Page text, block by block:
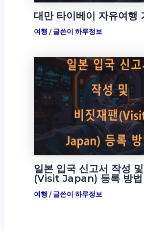
대만 타이베이 자유여행
여행 / 글쓴이 하루정보
일본 입국 신고서 작성
(Visit Japan) 등록 방법
여행 / 글쓴이 하루정보